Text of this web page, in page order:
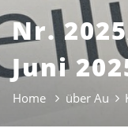
Nr.
Juni
Home über Au